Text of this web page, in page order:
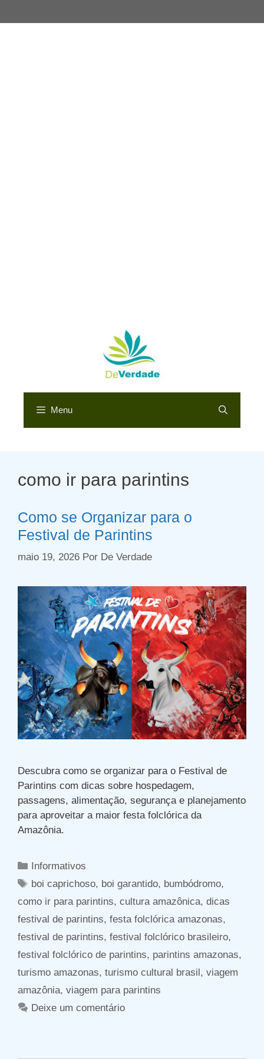
para
Menu
como ir para parintins
Como se Organizar para o
Festival de Parintins
maio 19, 2026 Por De Verdade
Descubra como se organizar para o Festival de
Parintins com dicas sobre hospedagem,
passagens, alimentação, segurança e planejamento
para aproveitar a maior festa folclórica da
Amazônia.
Categorias
Informativos
Tags
boi caprichoso, boi garantido, bumbódromo,
como ir para parintins, cultura amazônica, dicas
festival de parintins, festa folclórica amazonas,
festival de parintins, festival folclórico brasileiro,
festival folclórico de parintins, parintins amazonas,
turismo amazonas, turismo cultural brasil, viagem
amazônia, viagem para parintins
Deixe um comentário